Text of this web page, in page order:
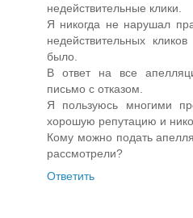
недействительные клики.
Я никогда не нарушал
недействительных
было.
В ответ на все
письмо с отказом.
Я пользуюсь многими
хорошую репутацию и
Кому можно подать
рассмотрели?
Ответить